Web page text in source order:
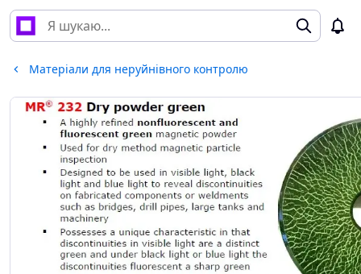
Матеріали для неруйнівного контролю